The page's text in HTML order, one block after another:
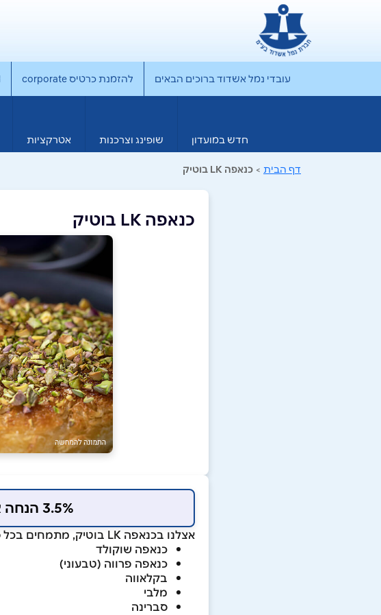
עובדי נמל אשדוד ברוכים הבאים להזמנת כרטיס corporate
חדש במועדון שופינג וצרכנות אטרקציות
דף הבית > כנאפה LK בוטיק
כנאפה LK בוטיק
3.5% הנחה אוטומטית למשלמים בכרטיס המועדון
אצלנו בכנאפה LK בוטיק, מתמחים בכל סוגי הכנאפה כגון:
כנאפה שוקולד
כנאפה פרווה (טבעוני)
בקלאווה
מלבי
סברינה